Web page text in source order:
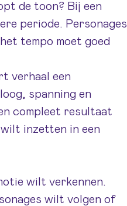
de toon? Bij een
periode. Personages
tempo moet goed
verhaal een
spanning en
compleet resultaat
inzetten in een
wilt verkennen.
wilt volgen of